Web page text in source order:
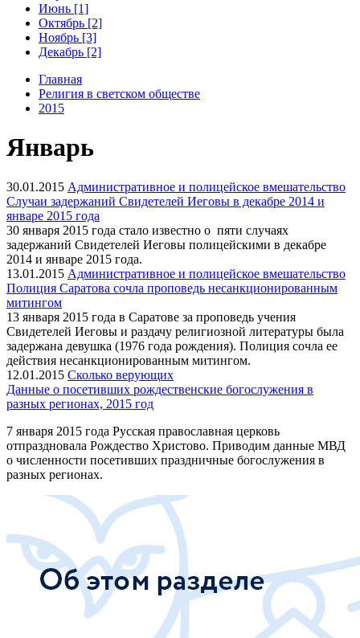
Июнь [1]
Октябрь [2]
Ноябрь [3]
Декабрь [2]
Главная
Религия в светском обществе
2015
Январь
30.01.2015 Административное и полицейское вмешательство
Случаи задержаний Свидетелей Иеговы в декабре 2014 и
январе 2015 года
30 января 2015 года стало известно о пяти случаях
задержаний Свидетелей Иеговы полицейскими в декабре
2014 и январе 2015 года.
13.01.2015 Административное и полицейское вмешательство
Полиция Саратова сочла проповедь несанкционированным
митингом
13 января 2015 года в Саратове за проповедь учения
Свидетелей Иеговы и раздачу религиозной литературы была
задержана девушка (1976 года рождения). Полиция сочла ее
действия несанкционированным митингом.
12.01.2015 Сколько верующих
Данные о посетивших рождественские богослужения в
разных регионах, 2015 год
7 января 2015 года Русская православная церковь
отпраздновала Рождество Христово. Приводим данные МВД
о численности посетивших праздничные богослужения в
разных регионах.